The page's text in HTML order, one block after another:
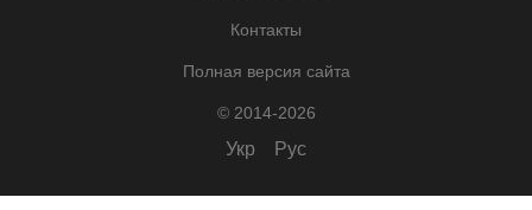
Контакты
Полная версия сайта
© 2014-2026
Укр Рус